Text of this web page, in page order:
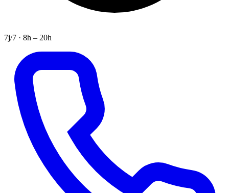
7j/7 · 8h – 20h